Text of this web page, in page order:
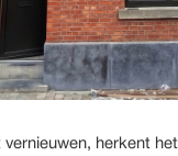
herkent